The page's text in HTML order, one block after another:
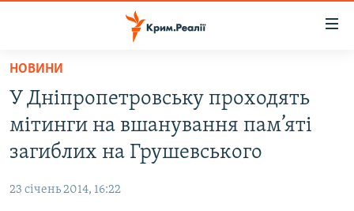
Перейти
основного
матеріалу
Перейти
до
основної
ВОДА.КРИМ
ВІДЕО ТА ФОТО
БЛОГИ
НОВИНИ
У Дніпропетровську проходять
мітинги на вшанування пам’яті
загиблих на Грушевського
23 січень 2014, 16:22